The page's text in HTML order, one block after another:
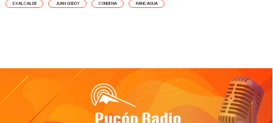
EXALCALDE JUAN GODOY CONDENA RANCAGUA